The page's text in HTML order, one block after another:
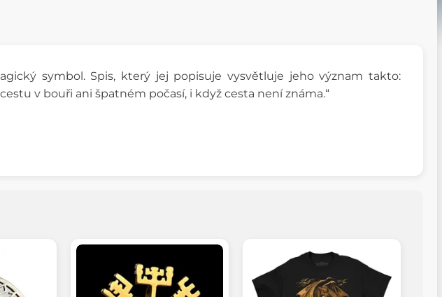
ý symbol. Spis, který jej popisuje vysvětluje jeho význam takto:
v bouři ani špatném počasí, i když cesta není známa.“